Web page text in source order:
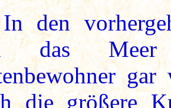
den
das Meer
die größere